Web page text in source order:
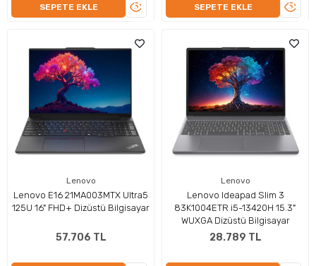
SEPETE EKLE
ÜRÜNÜ
SEPETE EKLE
Lenovo
Lenovo E16 21MA003MTX Ultra5
125U 16" FHD+ Dizüstü Bilgisayar
57.706 TL
Lenovo
Lenovo Ideapad Slim 3
83K1004ETR i5-13420H 15.3"
WUXGA Dizüstü Bilgisayar
28.789 TL